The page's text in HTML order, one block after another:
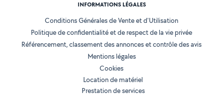
INFORMATIONS LÉGALES
Conditions Générales de Vente et d'Utilisation
Politique de confidentialité et de respect de la vie privée
Référencement, classement des annonces et contrôle des avis
Mentions légales
Cookies
Location de matériel
Prestation de services